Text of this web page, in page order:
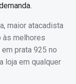
maior atacadista
às melhores
prata 925 no
loja em qualquer